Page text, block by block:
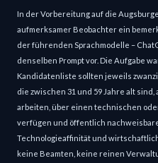
In der Vorbereitung auf die
aufmerksamer Beobachter ein
der führenden Sprachmodelle –
denselben Prompt vor. Die Aufgabe
Kandidatenliste sollten jeweils
die zwischen 31 und 59 Jahre alt
arbeiten, über einen technischen
verfügen und öffentlich
Technologieaffinität und
keine Beamten, keine reinen